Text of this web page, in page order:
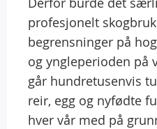
profesjonelt
begrensninger på
og yngleperioden på
går hundretusenvis
reir, egg og nyfødte
hver vår med på